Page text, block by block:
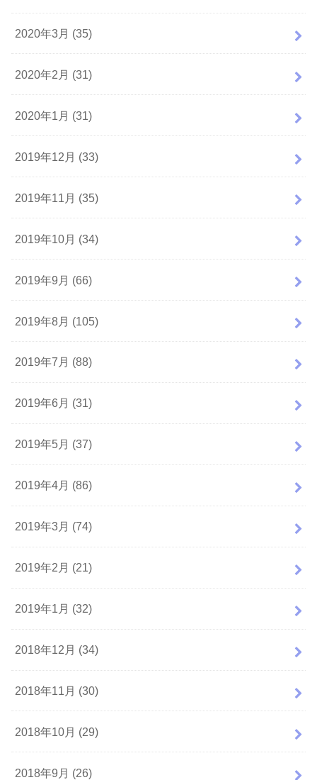
2020年3月 (35)
2020年2月 (31)
2020年1月 (31)
2019年12月 (33)
2019年11月 (35)
2019年10月 (34)
2019年9月 (66)
2019年8月 (105)
2019年7月 (88)
2019年6月 (31)
2019年5月 (37)
2019年4月 (86)
2019年3月 (74)
2019年2月 (21)
2019年1月 (32)
2018年12月 (34)
2018年11月 (30)
2018年10月 (29)
2018年9月 (26)